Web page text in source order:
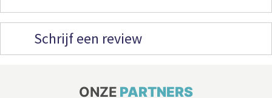
Schrijf een review
ONZE PARTNERS